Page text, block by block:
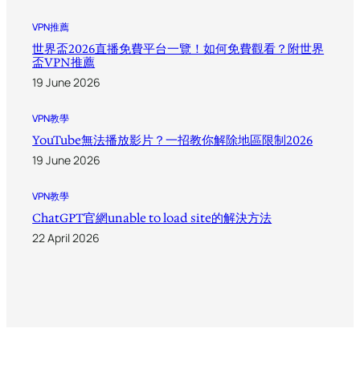
VPN推薦
世界盃2026直播免費平台一覽！如何免費觀看？附世界
盃VPN推薦
19 June 2026
VPN教學
YouTube無法播放影片？一招教你解除地區限制2026
19 June 2026
VPN教學
ChatGPT官網unable to load site的解決方法
22 April 2026